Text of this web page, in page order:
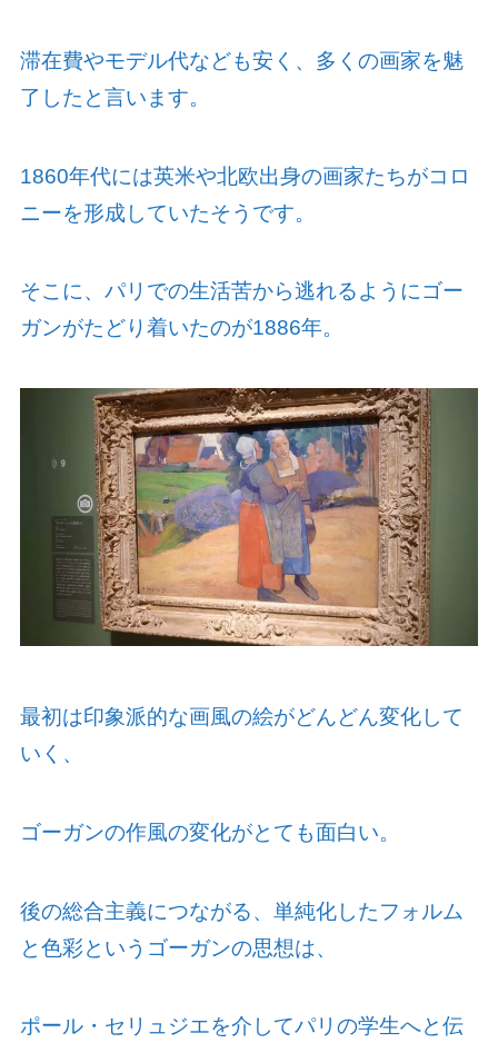
滞在費やモデル代なども安く、多くの画家を魅
了したと言います。
1860年代には英米や北欧出身の画家たちがコロ
ニーを形成していたそうです。
そこに、パリでの生活苦から逃れるようにゴー
ガンがたどり着いたのが1886年。
最初は印象派的な画風の絵がどんどん変化して
いく、
ゴーガンの作風の変化がとても面白い。
後の総合主義につながる、単純化したフォルム
と色彩というゴーガンの思想は、
ポール・セリュジエを介してパリの学生へと伝